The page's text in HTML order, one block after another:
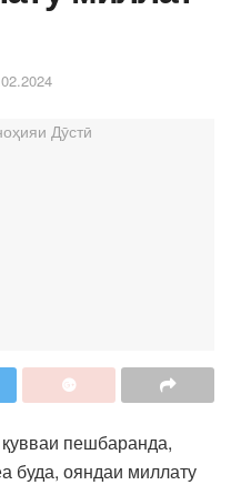
пешбаранда,
буда, ояндаи миллату